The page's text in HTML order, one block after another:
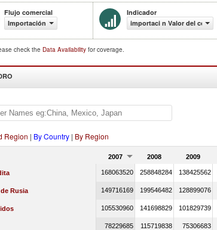
Flujo comercial
Importación
Indicador
importaci n Valor del
check the Data Availability for coverage.
Region | By Country| By Region
2007 2008 2009
168063520 258848284 138425562
Rusia 149716169 199546482 128899076
105530960 141698829 101829739
78229685 115719838 75306683